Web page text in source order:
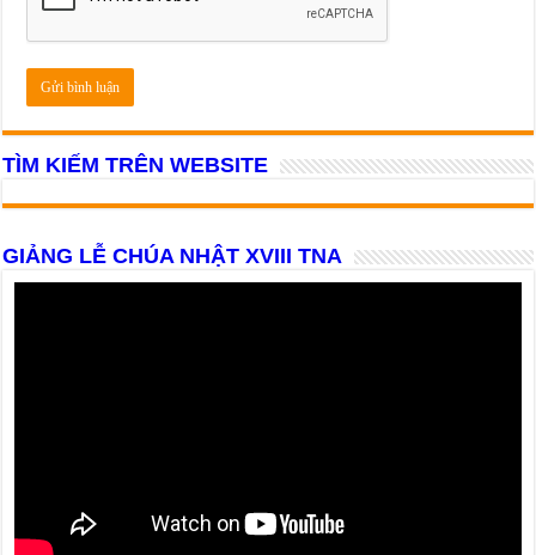
TÌM KIẾM TRÊN WEBSITE
GIẢNG LỄ CHÚA NHẬT XVIII TNA